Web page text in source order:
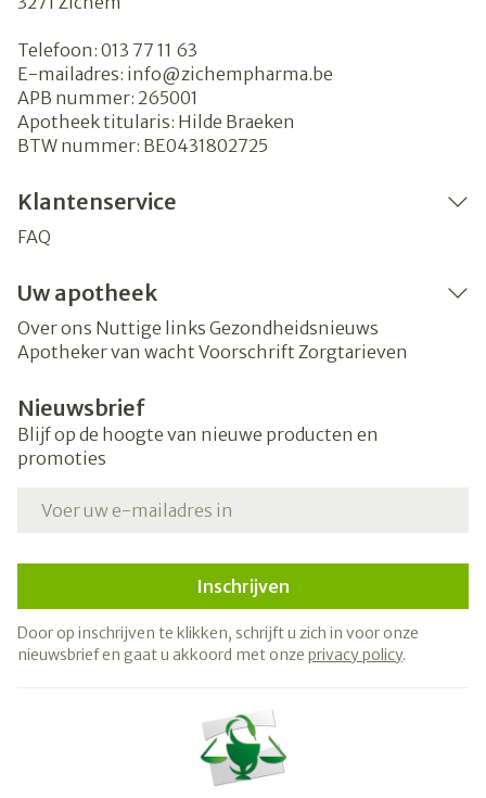
Telefoon: 013 77 11 63
E-mailadres: info@zichempharma.be
APB nummer: 265001
Apotheek titularis: Hilde Braeken
BTW nummer: BE0431802725
Klantenservice
FAQ
Uw apotheek
Over ons Nuttige links Gezondheidsnieuws
Apotheker van wacht Voorschrift Zorgtarieven
Nieuwsbrief
Blijf op de hoogte van nieuwe producten en
promoties
Inschrijven
Door op inschrijven te klikken, schrijft u zich in voor onze
nieuwsbrief en gaat u akkoord met onze privacy policy.